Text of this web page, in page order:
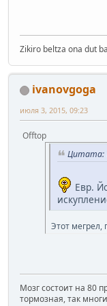
Zikiro beltza ona dut
ivanovgoga
июля 3, 2015, 09:23
Offtop
Цитата:
Евр.
Этот мегрел,
Мозг состоит на 80
тормозная, так